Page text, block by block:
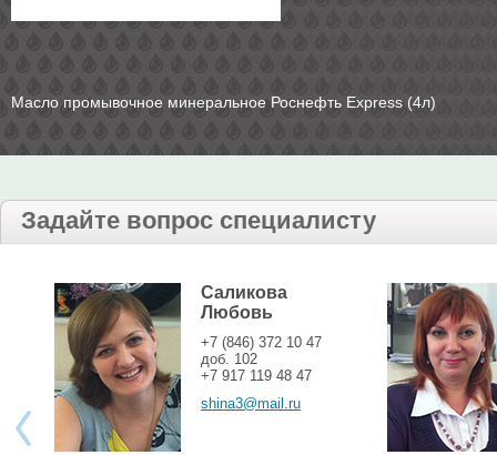
Масло промывочное минеральное Роснефть Express (4л)
Задайте вопрос специалисту
Саликова
Любовь
+7 (846) 372 10 47
доб. 102
+7 917 119 48 47
shina3@mail.ru